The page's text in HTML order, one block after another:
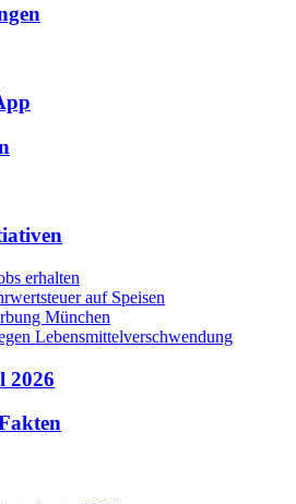
erhalten
auf Speisen
München
Lebensmittelverschwendung
2026